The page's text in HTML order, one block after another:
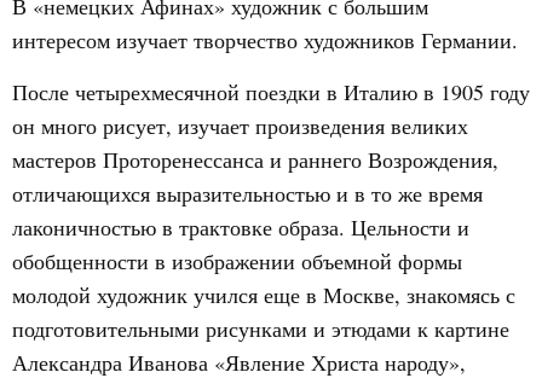
В «немецких Афинах» художник с большим
интересом изучает творчество художников Германии.
После четырехмесячной поездки в Италию в 1905 году
он много рисует, изучает произведения великих
мастеров Проторенессанса и раннего Возрождения,
отличающихся выразительностью и в то же время
лаконичностью в трактовке образа. Цельности и
обобщенности в изображении объемной формы
молодой художник учился еще в Москве, знакомясь с
подготовительными рисунками и этюдами к картине
Александра Иванова «Явление Христа народу»,